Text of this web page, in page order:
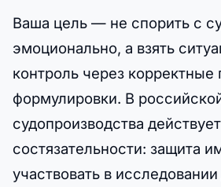
Ваша цель — не спорить с
эмоционально, а взять
контроль через
формулировки. В
судопроизводства
состязательности: защита
участвовать в исследовании